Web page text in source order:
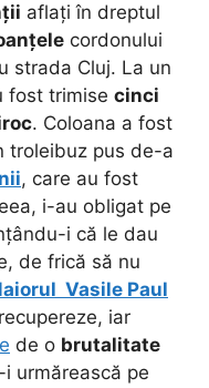
aflați în dreptul
cordonului
strada Cluj. La un
fost trimise cinci
. Coloana a fost
troleibuz pus de-a
, care au fost
i-au obligat pe
i că le dau
de frică să nu
Vasile Paul
iar
de o brutalitate
urmărească pe